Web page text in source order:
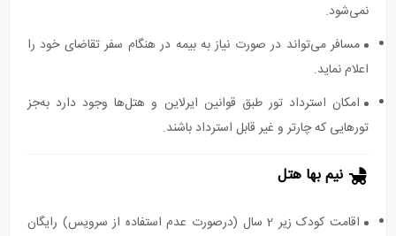
نمی‌شود.
مسافر می‌تواند در صورت نیاز به بیمه در هنگام سفر تقاضای خود را
اعلام نماید.
امکان استرداد تور طبق قوانین ایرلاین و هتل‌ها وجود دارد به‌جز
تورهایی که چارتر و غیر قابل استرداد باشند.
نیم بها هتل
اقامت کودک زیر 2 سال (درصورت عدم استفاده از سرویس) رایگان